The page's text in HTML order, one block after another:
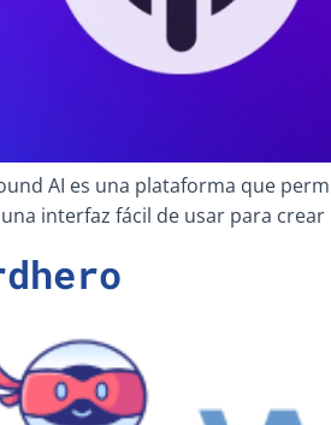
AI es una plataforma que
interfaz fácil de usar para